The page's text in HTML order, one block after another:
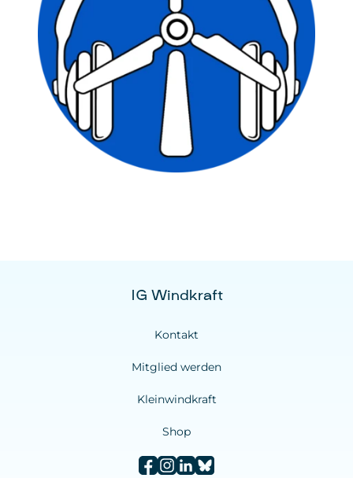
IG Windkraft
Kontakt
Mitglied werden
Kleinwindkraft
Shop